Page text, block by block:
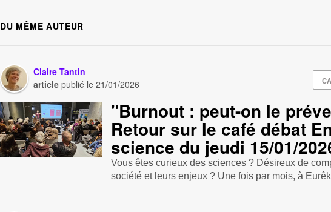
DU MÊME AUTEUR
Claire Tantin
article publié le21/01/2026
"Burnout : peut-on le
Retour sur le café débat
science du jeudi 15/01/
Vous êtes curieux des sciences ? Désireux de
société et leurs enjeux ? Une fois par mois, à